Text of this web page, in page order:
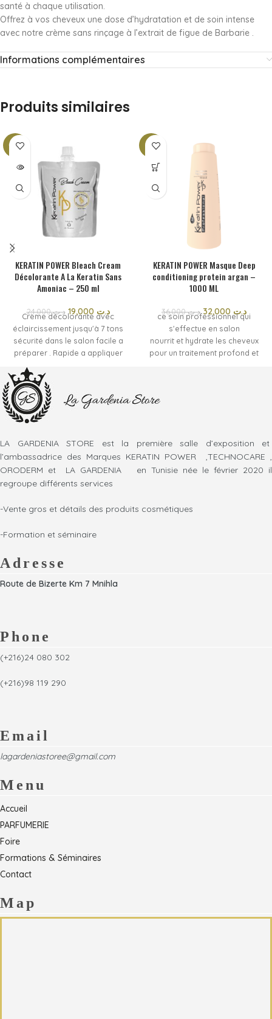
santé à chaque utilisation.
Offrez à vos cheveux une dose d’hydratation et de soin intense
avec notre crème sans rinçage à l’extrait de figue de Barbarie .
Informations complémentaires
Produits similaires
-21%
SOLD
KERATIN POWER Bleach Cream
Décolorante A La Keratin Sans
Amoniac – 250 ml
د.ت24,000 د.ت
Crème décolorante avec
éclaircissement jusqu'à 7 tons
sécurité dans le salon facile a
préparer . Rapide a appliquer
un maximum de respect du
Crème décolorante avec
éclaircissement jusqu'à 7 tons
sécurité dans Le salon facile a
préparer .rapide a appliquer un
Crème décolorante avec
éclaircissement jusqu'à 7 tons
sécurité dans le salon facile a
rapide a appliquer un maximum
Bleach cream décolorante a la
-11%
KERATIN POWER Masque Deep
conditioning protein argan –
1000 ML
د.ت36,000 د.ت
ce soin professionnel qui
s'effectue en salon
nourrit et hydrate les cheveux
pour un traitement profond et
aprés rincé le traitement
professionnel keratin power
protein & argan ,
Appliquez uniformément sur les
rincez soigneusement
LA GARDENIA STORE est la première salle d’exposition et
l’ambassadrice des Marques KERATIN POWER ,TECHNOCARE ,
ORODERM et LA GARDENIA en Tunisie née le février 2020 il
regroupe différents services
-Vente gros et détails des produits cosmétiques
-Formation et séminaire
Adresse
Route de Bizerte Km 7 Mnihla
Phone
(+216)24 080 302
(+216)98 119 290
Email
lagardeniastoree@gmail.com
Menu
Accueil
PARFUMERIE
Foire
Formations & Séminaires
Contact
Map